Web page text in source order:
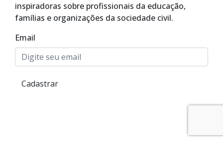
inspiradoras sobre profissionais da educação,
famílias e organizações da sociedade civil.
Email
Cadastrar